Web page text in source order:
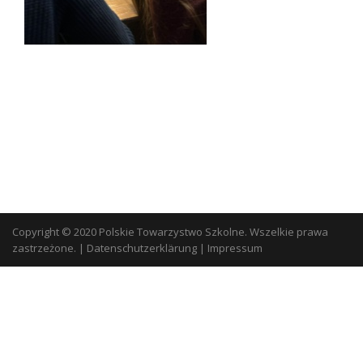
Copyright © 2020 Polskie Towarzystwo Szkolne. Wszelkie prawa
zastrzeżone. | Datenschutzerklärung | Impressum